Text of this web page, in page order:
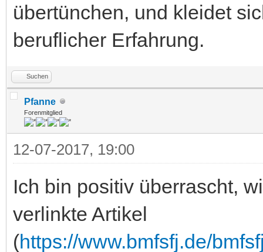
übertünchen, und kleidet
beruflicher Erfahrung.
Suchen
Pfanne
Forenmitglied
12-07-2017, 19:00
Ich bin positiv überrascht,
verlinkte Artikel
(https://www.bmfsfj.de/